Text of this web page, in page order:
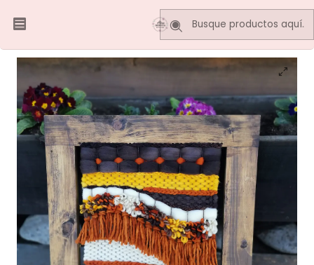
Telar Decorativo 50 x 50